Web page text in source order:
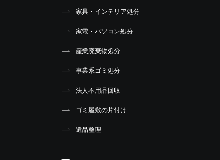
家具・インテリア処分
家電・パソコン処分
産業廃棄物処分
事業系ゴミ処分
法人不用品回収
ゴミ屋敷の片付け
遺品整理